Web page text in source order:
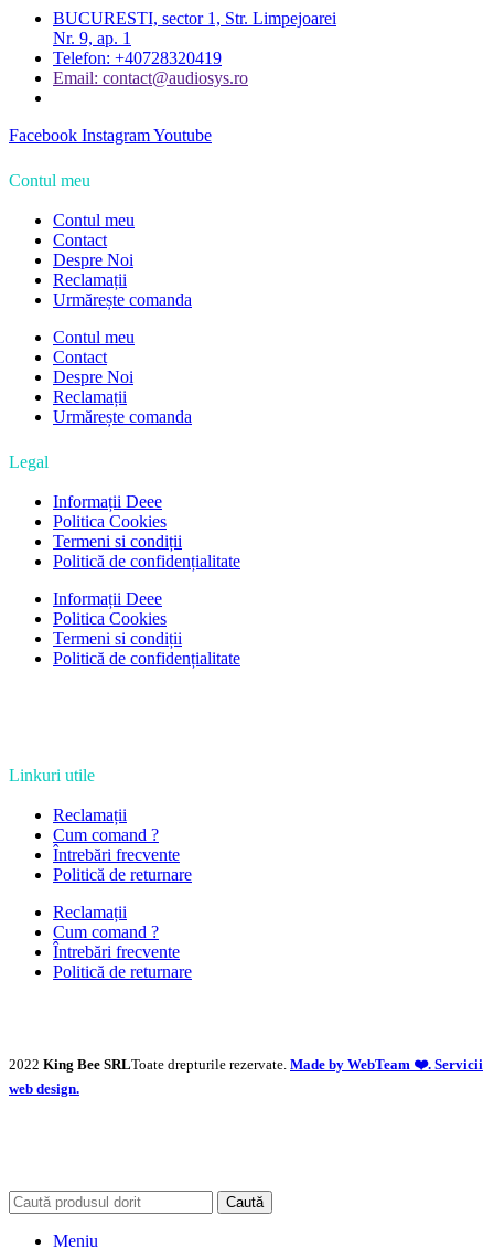
BUCURESTI, sector 1, Str. Limpejoarei
Nr. 9, ap. 1
Telefon: +40728320419
Email: contact@audiosys.ro
Facebook InstagramYoutube
Contul meu
Contul meu
Contact
Despre Noi
Reclamații
Urmărește comanda
Contul meu
Contact
Despre Noi
Reclamații
Urmărește comanda
Legal
Informații Deee
Politica Cookies
Termeni si condiții
Politică de confidențialitate
Informații Deee
Politica Cookies
Termeni si condiții
Politică de confidențialitate
Linkuri utile
Reclamații
Cum comand ?
Întrebări frecvente
Politică de returnare
Reclamații
Cum comand ?
Întrebări frecvente
Politică de returnare
2022 King Bee SRLToate drepturile rezervate. Made by WebTeam ❤️. Servicii
web design.
Caută
Meniu